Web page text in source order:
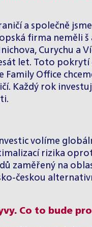
a společně
firma neměli
Curychu a
let. Toto
Office
Každý rok
volíme
rizika
zaměřený na
českou
Co to bude